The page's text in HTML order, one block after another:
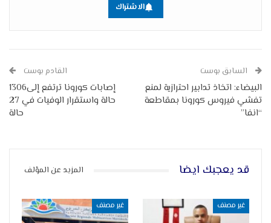
الاشتراك
السابق بوست
البيضاء: اتخاذ تدابير احترازية لمنع
تفشي فيروس كورونا بمقاطعة
“انفا”
القادم بوست
إصابات كورونا ترتفع إلى1306
حالة واستقرار الوفيات في 27
حالة
قد يعجبك ايضا المزيد عن المؤلف
غير مصنف غير مصنف